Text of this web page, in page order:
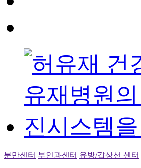
분만센터 부인과센터 유방/갑상선 센터